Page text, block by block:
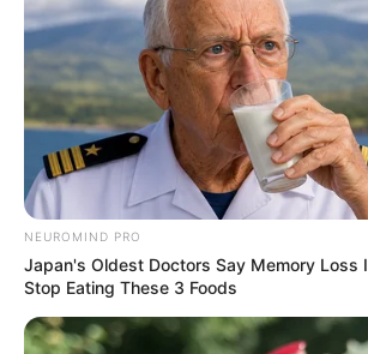
NEUROMIND PRO
Japan's Oldest Doctors Say Memory Loss
Stop Eating These 3 Foods